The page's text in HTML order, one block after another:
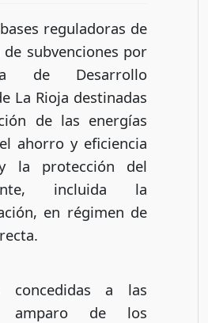
reguladoras de
subvenciones por
de Desarrollo
La Rioja destinadas
de las energías
ahorro y eficiencia
la protección del
incluida la
en régimen de
concedidas a las
amparo de los